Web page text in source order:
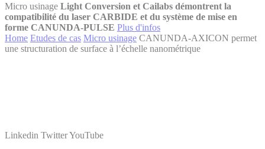
Micro usinage Light Conversion et Cailabs démontrent la
compatibilité du laser CARBIDE et du système de mise en
forme CANUNDA-PULSE Plus d'infos
Home Etudes de cas Micro usinage CANUNDA-AXICON permet
une structuration de surface à l’échelle nanométrique
Linkedin TwitterYouTube